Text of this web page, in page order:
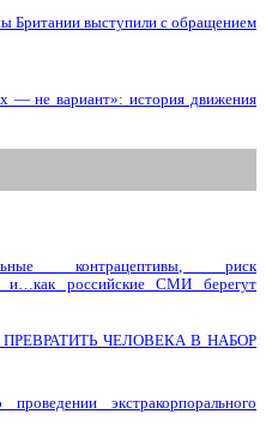
Британии выступили с обращением
— не вариант»: история движения
контрацептивы, риск
и…как российские СМИ берегут
ЧЕЛОВЕКА В НАБОР
экстракорпорального